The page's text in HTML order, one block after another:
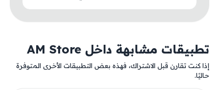
تطبيقات مشابهة داخل AM Store
إذا كنت تقارن قبل الاشتراك، فهذه بعض التطبيقات الأخرى المتوفرة
حاليًا.